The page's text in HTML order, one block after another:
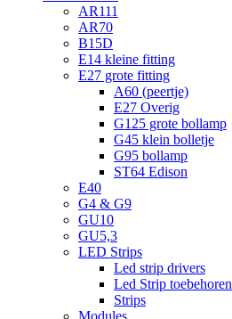
AR111
AR70
B15D
E14 kleine fitting
E27 grote fitting
A60 (peertje)
E27 Overig
G125 grote bollamp
G45 klein bolletje
G95 bollamp
ST64 Edison
E40
G4 & G9
GU10
GU5,3
LED Strips
Led strip drivers
Led Strip toebehoren
Strips
Modules